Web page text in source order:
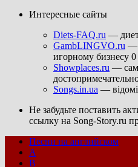
Интересные сайты
Diets-FAQ.ru —
GambLINGVO.ru —
игорному бизнесу 0
Showplaces.ru —
Songs.in.ua — відомі
Не забудьте поставить
ссылку на Song-Story.ru
Песни на английском
A
B